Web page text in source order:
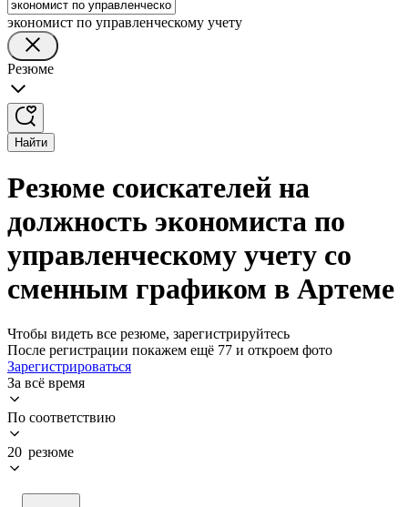
экономист по управленческому учету
Резюме
Найти
Резюме соискателей на
должность экономиста по
управленческому учету со
сменным графиком в Артеме
Чтобы видеть все резюме, зарегистрируйтесь
После регистрации покажем ещё 77 и откроем фото
Зарегистрироваться
За всё время
По соответствию
20 резюме